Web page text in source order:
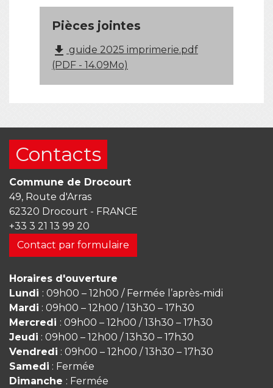
Pièces jointes
file_download guide 2025 imprimerie.pdf
(PDF - 14.09Mo)
Contacts
Commune de Drocourt
49, Route d'Arras
62320 Drocourt - FRANCE
+33 3 21 13 99 20
Contact par formulaire
Horaires d'ouverture
Lundi : 09h00 – 12h00 / Fermée l’après-midi
Mardi : 09h00 – 12h00 / 13h30 – 17h30
Mercredi : 09h00 – 12h00 / 13h30 – 17h30
Jeudi : 09h00 – 12h00 / 13h30 – 17h30
Vendredi : 09h00 – 12h00 / 13h30 – 17h30
Samedi : Fermée
Dimanche : Fermée